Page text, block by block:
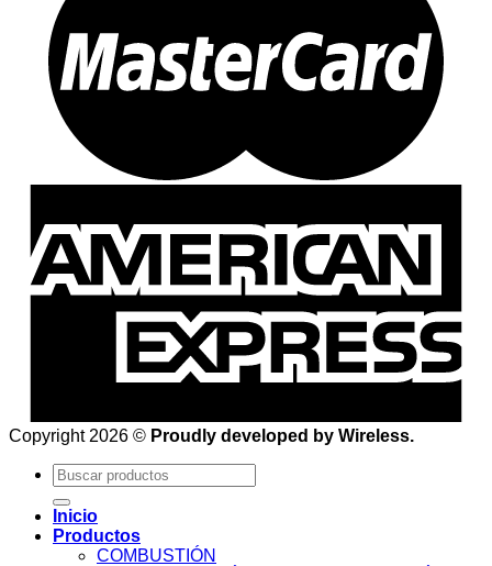
Copyright 2026 © Proudly developed by Wireless.
Buscar
por:
Inicio
Productos
COMBUSTIÓN